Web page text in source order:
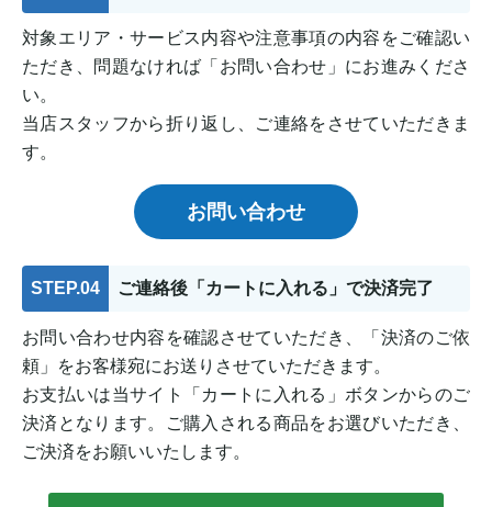
対象エリア・サービス内容や注意事項の内容をご確認い
ただき、問題なければ「お問い合わせ」にお進みくださ
い。
当店スタッフから折り返し、ご連絡をさせていただきま
す。
お問い合わせ
STEP.04 ご連絡後「カートに入れる」で決済完了
お問い合わせ内容を確認させていただき、「決済のご依
頼」をお客様宛にお送りさせていただきます。
お支払いは当サイト「カートに入れる」ボタンからのご
決済となります。ご購入される商品をお選びいただき、
ご決済をお願いいたします。